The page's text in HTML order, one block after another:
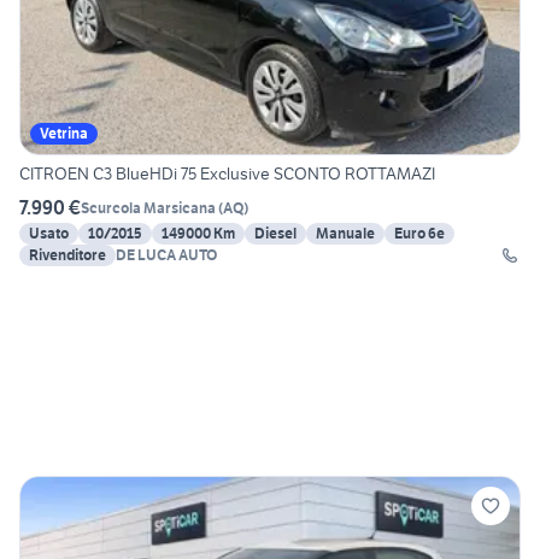
Vetrina
CITROEN C3 BlueHDi 75 Exclusive SCONTO ROTTAMAZI
7.990 €Scurcola Marsicana (AQ)
Usato
10/2015 149000 Km Diesel Manuale
Euro 6e
Rivenditore DE LUCA AUTO